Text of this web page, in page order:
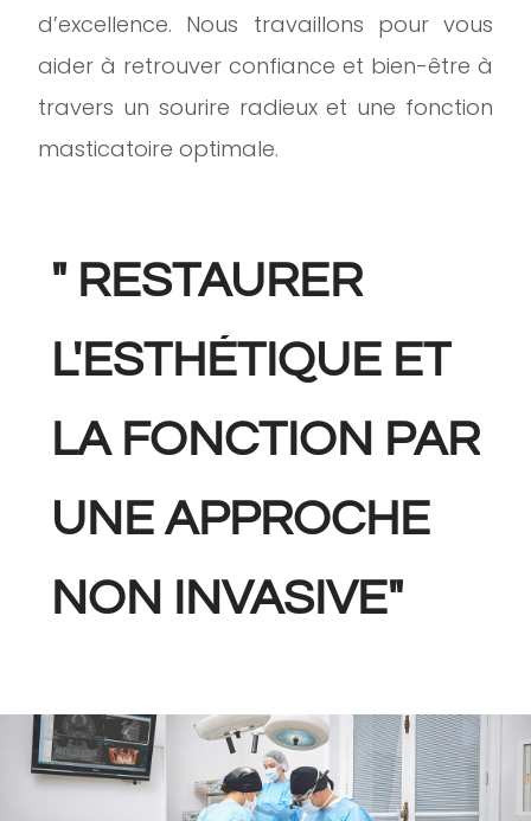
" RESTAURER
L'ESTHÉTIQUE ET
LA FONCTION PAR
UNE APPROCHE
NON INVASIVE"
d’excellence. Nous travaillons pour vous
aider à retrouver confiance et bien-être à
travers un sourire radieux et une fonction
masticatoire optimale.